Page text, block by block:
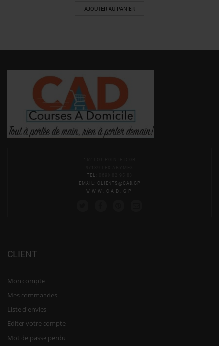
AJOUTER AU PANIER
TEL
EMAIL
CLIENTS@CAD.GP
WWW.CAD.GP
CLIENT
Mon compte
Mes commandes
Liste d'envies
Editer votre compte
Mot de passe perdu